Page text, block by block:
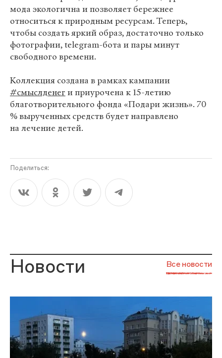
мода экологична и позволяет бережнее
относиться к природным ресурсам. Теперь,
чтобы создать яркий образ, достаточно только
фотографии, telegram-бота и пары минут
свободного времени.
Коллекция создана в рамках кампании
#смыслденег и приурочена к 15-летию
благотворительного фонда «Подари жизнь». 70
% вырученных средств будет направлено
на лечение детей.
Поделиться:
Новости Все новости